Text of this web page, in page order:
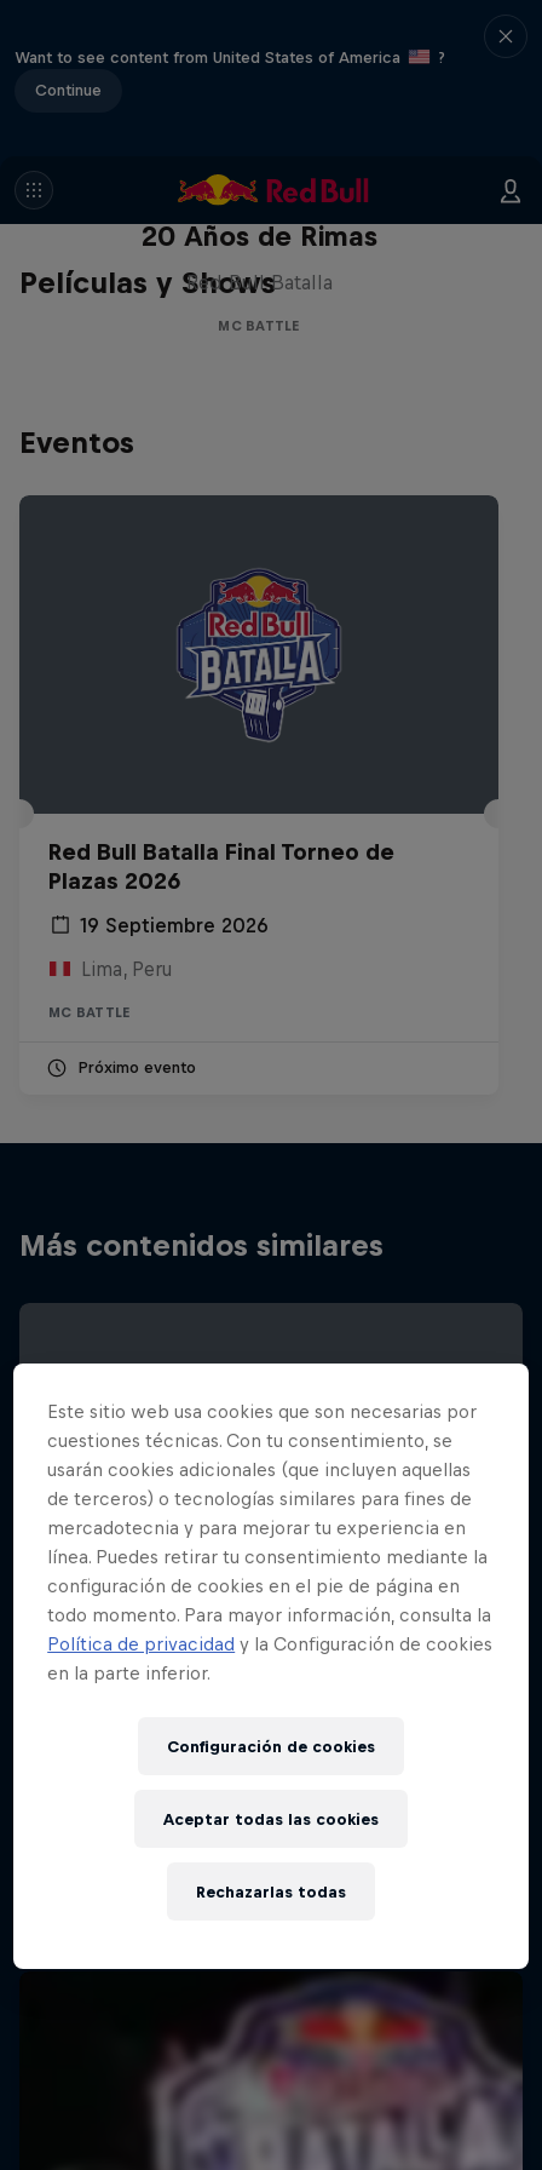
Want to see content from United States of America
?
Continue
Películas y Shows
Red Bull Batalla Nueva Historia:
20 Años de Rimas
Red Bull Batalla
MC BATTLE
Eventos
Red Bull Batalla Final Torneo de
Plazas 2026
19 Septiembre 2026
Lima, Peru
MC BATTLE
Próximo evento
Más contenidos similares
Red Bull Batalla Final Torneo de Plazas
Este sitio web usa cookies que son necesarias por
cuestiones técnicas. Con tu consentimiento, se
usarán cookies adicionales (que incluyen aquellas
de terceros) o tecnologías similares para fines de
mercadotecnia y para mejorar tu experiencia en
línea. Puedes retirar tu consentimiento mediante la
configuración de cookies en el pie de página en
todo momento. Para mayor información, consulta la
Política de privacidad y la Configuración de cookies
en la parte inferior.
Configuración de cookies
Rechazarlas todas
Aceptar todas las cookies